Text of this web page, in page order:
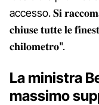
accesso. 𝐒𝐢
𝐜𝐡𝐢𝐮𝐬𝐞 𝐭𝐮𝐭𝐭𝐞 𝐥𝐞
𝐜𝐡𝐢𝐥𝐨𝐦𝐞𝐭𝐫𝐨".
La ministra
massimo